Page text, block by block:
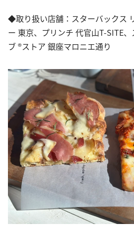
◆取り扱い店舗：スターバックス
ー 東京、プリンチ 代官山T-SITE
ブ ®ストア 銀座マロニエ通り